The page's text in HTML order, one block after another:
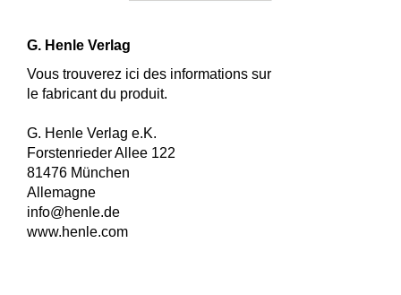
G. Henle Verlag
Vous trouverez ici des informations sur
le fabricant du produit.
G. Henle Verlag e.K.
Forstenrieder Allee 122
81476 München
Allemagne
info@henle.de
www.henle.com